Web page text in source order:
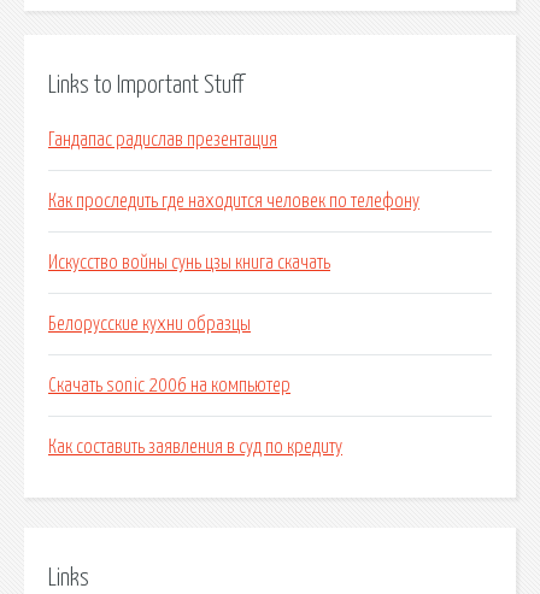
Links to Important Stuff
Гандапас радислав презентация
Как проследить где находится человек по телефону
Искусство войны сунь цзы книга скачать
Белорусские кухни образцы
Скачать sonic 2006 на компьютер
Как составить заявления в суд по кредиту
Links